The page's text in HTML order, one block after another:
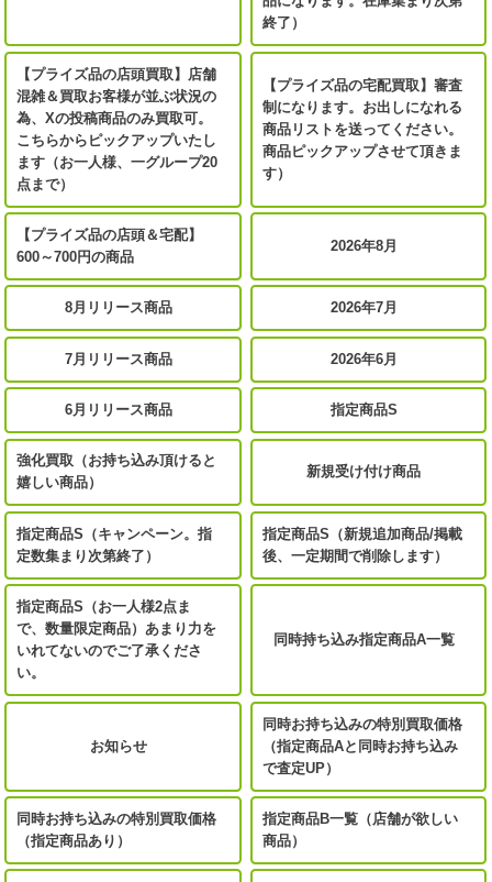
終了）
【プライズ品の店頭買取】店舗
混雑＆買取お客様が並ぶ状況の
為、Xの投稿商品のみ買取可。
こちらからピックアップいたし
ます（お一人様、一グループ20
点まで）
【プライズ品の宅配買取】審査
制になります。お出しになれる
商品リストを送ってください。
商品ピックアップさせて頂きま
す）
【プライズ品の店頭＆宅配】
600～700円の商品
2026年8月
8月リリース商品 2026年7月
7月リリース商品 2026年6月
6月リリース商品 指定商品S
強化買取（お持ち込み頂けると
嬉しい商品）
新規受け付け商品
指定商品S（キャンペーン。指
定数集まり次第終了）
指定商品S（新規追加商品/掲載
後、一定期間で削除します）
指定商品S（お一人様2点ま
で、数量限定商品）あまり力を
いれてないのでご了承くださ
い。
同時持ち込み指定商品A一覧
お知らせ
同時お持ち込みの特別買取価格
（指定商品Aと同時お持ち込み
で査定UP）
同時お持ち込みの特別買取価格
（指定商品あり）
指定商品B一覧（店舗が欲しい
商品）